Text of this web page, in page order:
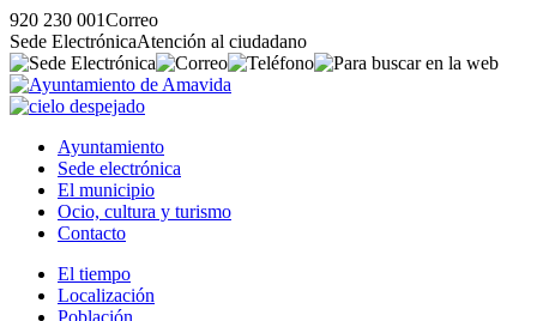
920 230 001Correo
Sede ElectrónicaAtención al ciudadano
Ayuntamiento
Sede electrónica
El municipio
Ocio, cultura y turismo
Contacto
El tiempo
Localización
Población